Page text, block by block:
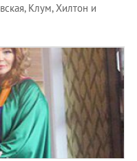
Клум, Хилтон и